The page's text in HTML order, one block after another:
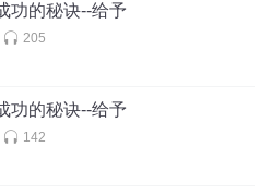
功的秘诀--给予
205
功的秘诀--给予
142